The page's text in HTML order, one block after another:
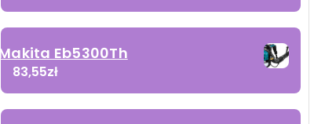
Makita Eb5300Th
83,55zł